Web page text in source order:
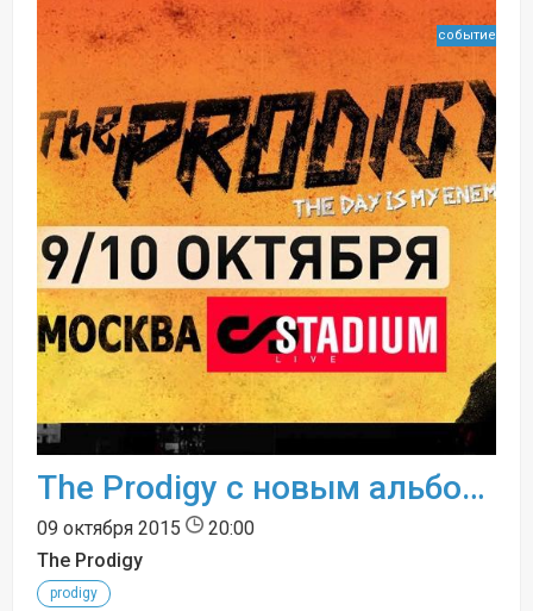
событие
The Prodigy с новым альбомом The Day is My Enemy
09 октября 2015
20:00
The Prodigy
prodigy